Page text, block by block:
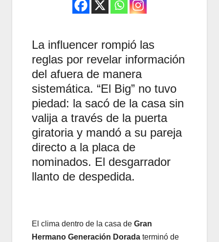
La influencer rompió las
reglas por revelar información
del afuera de manera
sistemática. “El Big” no tuvo
piedad: la sacó de la casa sin
valija a través de la puerta
giratoria y mandó a su pareja
directo a la placa de
nominados. El desgarrador
llanto de despedida.
El clima dentro de la casa de Gran
Hermano Generación Dorada terminó de